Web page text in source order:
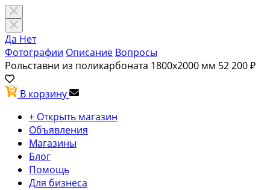
Да Нет
Фотографии Описание Вопросы
Рольставни из поликарбоната 1800х2000 мм 52 200 ₽
В корзину
+ Открыть магазин
Объявления
Магазины
Блог
Помощь
Для бизнеса